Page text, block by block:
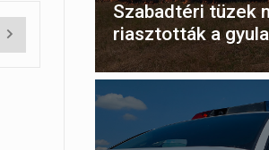
Szabadtéri tüzek
riasztották a